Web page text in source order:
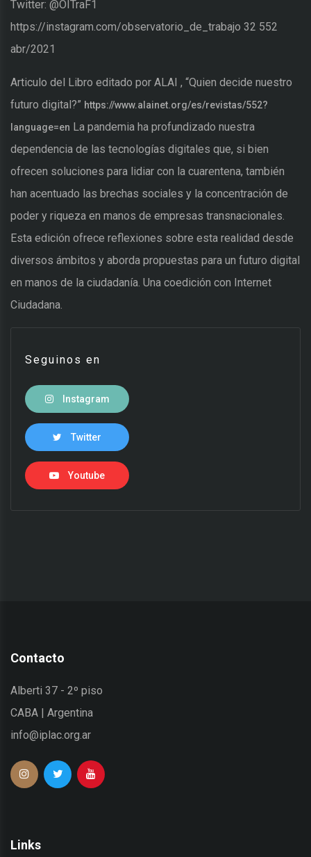
Twitter: @OITraF1
https://instagram.com/observatorio_de_trabajo 32 552
abr/2021
Articulo del Libro editado por ALAI , “Quien decide nuestro
futuro digital?” https://www.alainet.org/es/revistas/552?
language=en La pandemia ha profundizado nuestra
dependencia de las tecnologías digitales que, si bien
ofrecen soluciones para lidiar con la cuarentena, también
han acentuado las brechas sociales y la concentración de
poder y riqueza en manos de empresas transnacionales.
Esta edición ofrece reflexiones sobre esta realidad desde
diversos ámbitos y aborda propuestas para un futuro digital
en manos de la ciudadanía. Una coedición con Internet
Ciudadana.
Seguinos en
Instagram
Twitter
Youtube
Contacto
Alberti 37 - 2º piso
CABA | Argentina
info@iplac.org.ar
Links